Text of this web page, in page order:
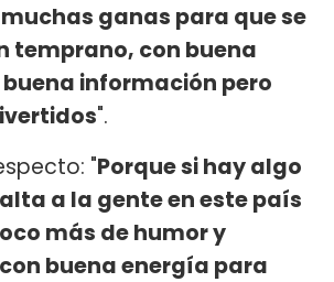
ganas para que se
temprano, con buena
información pero
".
"Porque si hay algo
a la gente en este país
más de humor y
buena energía para